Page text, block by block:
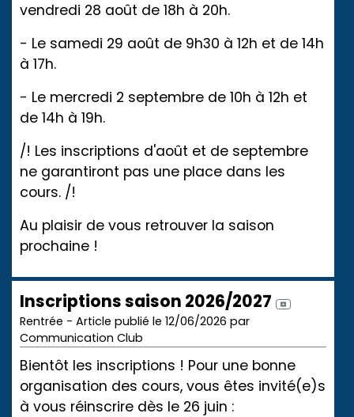
vendredi 28 août de 18h à 20h.
- Le samedi 29 août de 9h30 à 12h et de 14h
à 17h.
- Le mercredi 2 septembre de 10h à 12h et
de 14h à 19h.
/! Les inscriptions d'août et de septembre
ne garantiront pas une place dans les
cours. /!
Au plaisir de vous retrouver la saison
prochaine !
Inscriptions saison 2026/2027
Rentrée - Article publié le 12/06/2026 par
Communication Club
Bientôt les inscriptions ! Pour une bonne
organisation des cours, vous êtes invité(e)s
à vous réinscrire dès le 26 juin :